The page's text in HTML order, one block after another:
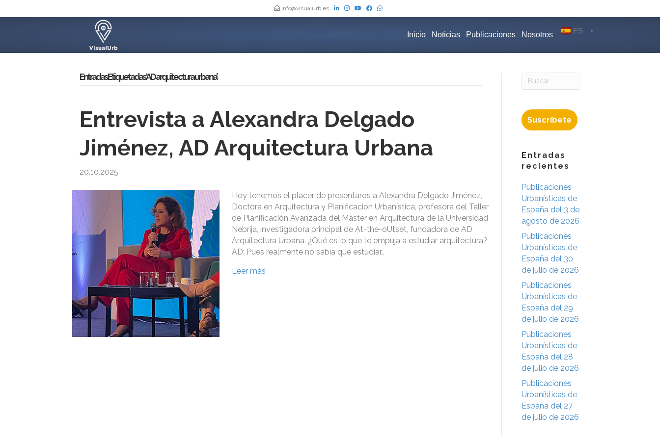
info@visualurb.es
Inicio Noticias Publicaciones Nosotros ES
Entradas Etiquetadas ‘AD arquitectura urbana’
Entrevista a Alexandra Delgado
Jiménez, AD Arquitectura Urbana
20.10.2025
Hoy tenemos el placer de presentaros a Alexandra Delgado Jiménez,
Doctora en Arquitectura y Planificación Urbanística, profesora del Taller
de Planificación Avanzada del Máster en Arquitectura de la Universidad
Nebrija, investigadora principal de At-the-oUtset, fundadora de AD
Arquitectura Urbana. ¿Qué es lo que te empuja a estudiar arquitectura?
AD: Pues realmente no sabía qué estudiar…
Leer más
Suscríbete
Entradas
recientes
Publicaciones
Urbanísticas de
España del 3 de
agosto de 2026
Publicaciones
Urbanísticas de
España del 30
de julio de 2026
Publicaciones
Urbanísticas de
España del 29
de julio de 2026
Publicaciones
Urbanísticas de
España del 28
de julio de 2026
Publicaciones
Urbanísticas de
España del 27
de julio de 2026